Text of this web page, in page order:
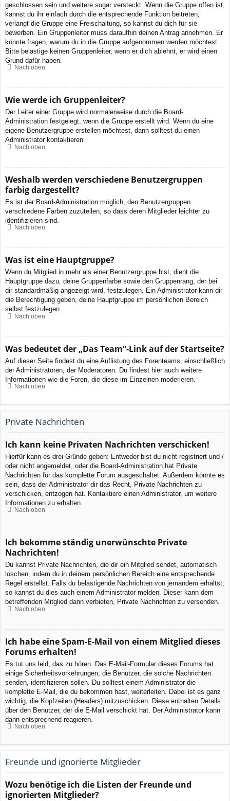
geschlossen sein und weitere sogar versteckt. Wenn die Gruppe offen ist,
kannst du ihr einfach durch die entsprechende Funktion beitreten;
verlangt die Gruppe eine Freischaltung, so kannst du dich für sie
bewerben. Ein Gruppenleiter muss daraufhin deinen Antrag annehmen. Er
könnte fragen, warum du in die Gruppe aufgenommen werden möchtest.
Bitte belästige keinen Gruppenleiter, wenn er dich ablehnt, er wird einen
Grund dafür haben.
Nach oben
Wie werde ich Gruppenleiter?
Der Leiter einer Gruppe wird normalerweise durch die Board-
Administration festgelegt, wenn die Gruppe erstellt wird. Wenn du eine
eigene Benutzergruppe erstellen möchtest, dann solltest du einen
Administrator kontaktieren.
Nach oben
Weshalb werden verschiedene Benutzergruppen
farbig dargestellt?
Es ist der Board-Administration möglich, den Benutzergruppen
verschiedene Farben zuzuteilen, so dass deren Mitglieder leichter zu
identifizieren sind.
Nach oben
Was ist eine Hauptgruppe?
Wenn du Mitglied in mehr als einer Benutzergruppe bist, dient die
Hauptgruppe dazu, deine Gruppenfarbe sowie den Gruppenrang, der bei
dir standardmäßig angezeigt wird, festzulegen. Ein Administrator kann dir
die Berechtigung geben, deine Hauptgruppe im persönlichen Bereich
selbst festzulegen.
Nach oben
Was bedeutet der „Das Team“-Link auf der Startseite?
Auf dieser Seite findest du eine Auflistung des Forenteams, einschließlich
der Administratoren, der Moderatoren. Du findest hier auch weitere
Informationen wie die Foren, die diese im Einzelnen moderieren.
Nach oben
Private Nachrichten
Ich kann keine Privaten Nachrichten verschicken!
Hierfür kann es drei Gründe geben: Entweder bist du nicht registriert und /
oder nicht angemeldet, oder die Board-Administration hat Private
Nachrichten für das komplette Forum ausgeschaltet. Außerdem könnte es
sein, dass der Administrator dir das Recht, Private Nachrichten zu
verschicken, entzogen hat. Kontaktiere einen Administrator, um weitere
Informationen zu erhalten.
Nach oben
Ich bekomme ständig unerwünschte Private
Nachrichten!
Du kannst Private Nachrichten, die dir ein Mitglied sendet, automatisch
löschen, indem du in deinem persönlichen Bereich eine entsprechende
Regel erstellst. Falls du belästigende Nachrichten von jemandem erhältst,
so kannst du dies auch einem Administrator melden. Dieser kann dem
betreffenden Mitglied dann verbieten, Private Nachrichten zu versenden.
Nach oben
Ich habe eine Spam-E-Mail von einem Mitglied dieses
Forums erhalten!
Es tut uns leid, das zu hören. Das E-Mail-Formular dieses Forums hat
einige Sicherheitsvorkehrungen, die Benutzer, die solche Nachrichten
senden, identifizieren sollen. Du solltest einem Administrator die
komplette E-Mail, die du bekommen hast, weiterleiten. Dabei ist es ganz
wichtig, die Kopfzeilen (Headers) mitzuschicken. Diese enthalten Details
über den Benutzer, der die E-Mail verschickt hat. Der Administrator kann
dann entsprechend reagieren.
Nach oben
Freunde und ignorierte Mitglieder
Wozu benötige ich die Listen der Freunde und
ignorierten Mitglieder?